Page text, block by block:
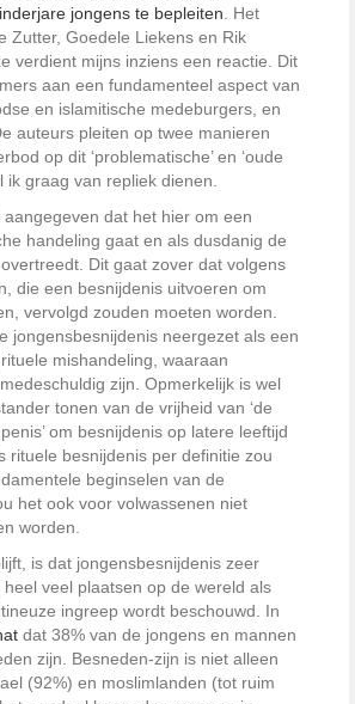
jongens te bepleiten . Het
Zutter, Goedele Liekens en Rik
verdient mijns inziens een reactie. Dit
aan een fundamenteel aspect van
en islamitische medeburgers, en
auteurs pleiten op twee manieren
op dit ‘problematische’ en ‘oude
ik graag van repliek dienen.
dat het hier om een
handeling gaat en als dusdanig de
Dit gaat zover dat volgens
die een besnijdenis uitvoeren om
vervolgd zouden moeten worden.
jongensbesnijdenis neergezet als een
mishandeling, waaraan
zijn. Opmerkelijk is wel
tonen van de vrijheid van ‘de
om besnijdenis op latere leeftijd
rituele besnijdenis per definitie zou
beginselen van de
het ook voor volwassenen niet
worden.
is dat jongensbesnijdenis zeer
veel plaatsen op de wereld als
ingreep wordt beschouwd. In
dat 38% van de jongens en mannen
zijn. Besneden-zijn is niet alleen
(92%) en moslimlanden (tot ruim